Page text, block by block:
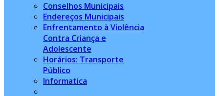
Conselhos Municipais
Endereços Municipais
Enfrentamento à Violência
Contra Criança e
Adolescente
Horários: Transporte
Público
Informatica